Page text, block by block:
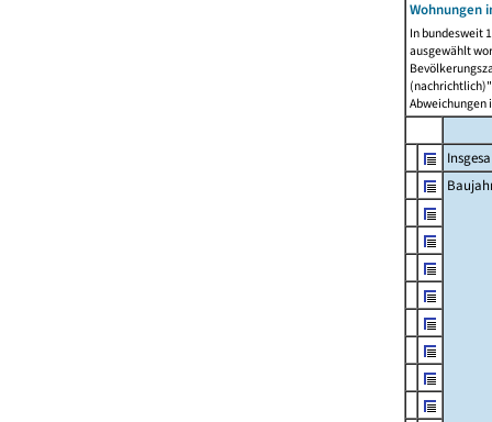
Wohnungen
In bundesweit
ausgewählt
Abweichungen